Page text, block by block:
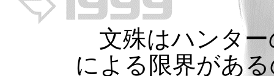
文殊はハンター
による限界があ